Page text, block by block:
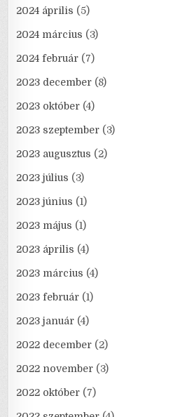
2024 április (5)
2024 március (3)
2024 február (7)
2023 december (8)
2023 október (4)
2023 szeptember (3)
2023 augusztus (2)
2023 július (3)
2023 június (1)
2023 május (1)
2023 április (4)
2023 március (4)
2023 február (1)
2023 január (4)
2022 december (2)
2022 november (3)
2022 október (7)